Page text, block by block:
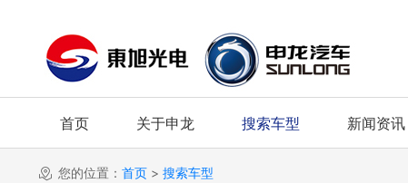
首页 关于申龙 搜索车型 新闻资讯
您的位置： 首页 > 搜索车型